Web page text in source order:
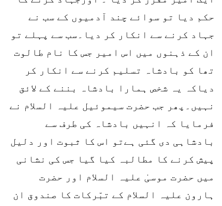
حکم دیا تو سوائے چند آدمیوں کے سب نے
جہاد کرنے سے انکار کر دیا۔سب سے پہلے تو
ان کے ذہنوں میں اس امیر جس کا نام طالوت
تھا کو بادشاہ تسلیم کرنے سے انکار کر
دیاکہ یہ شخص ہمارا بادشاہ بننے کے لائق
نہیں۔پھر جب حضرت سیموئیل علیہ السلام نے
فرمایا کہ انہیں بادشاہ کی طرف سے
بادشاہی دی گئی ہےتو اس کا ثبوت اور دلیل
پیش کرنے کا مطالبہ کیا گیا جس کی نشانی
میں حضرت موسیٰ علیہ السلام اور حضرت
ہارون علیہ السلام کے تبّرکات کا صندوق ان